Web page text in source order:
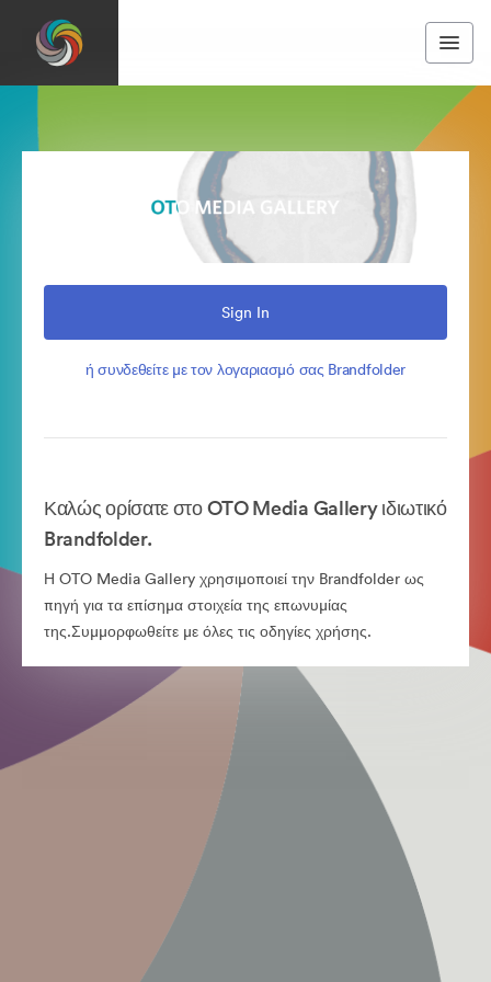
Sign In
ή συνδεθείτε με τον λογαριασμό σας Brandfolder
Καλώς ορίσατε στο OTO Media Gallery ιδιωτικό
Brandfolder.
Η OTO Media Gallery χρησιμοποιεί την Brandfolder ως
πηγή για τα επίσημα στοιχεία της επωνυμίας
της.Συμμορφωθείτε με όλες τις οδηγίες χρήσης.